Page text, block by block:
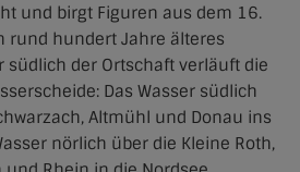
und birgt Figuren aus dem 16.
rund hundert Jahre älteres
südlich der Ortschaft verläuft die
Das Wasser südlich
Altmühl und Donau ins
nörlich über die Kleine Roth,